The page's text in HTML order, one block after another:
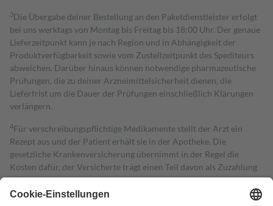
3Die Übergabe deiner Bestellung an den Paketdienstleister erfolgt
bei uns werktags von Montag bis Freitag bis 18:00 Uhr. Der genaue
Lieferzeitpunkt kann je nach Region und in Abhängigkeit der
Produktverfügbarkeit sowie vom Zustellzeitpunkt des Spediteurs
abweichen. Darüber hinaus können notwendige pharmazeutische
Prüfungen, die zu deiner Arzneimittelsicherheit dienen, die
Lieferfrist um die Dauer der Prüfungen einschließlich Klärungen
verlängern.
4Für verschreibungspflichtige Medikamente stellt der Arzt ein
Rezept aus und der Patient erhält sie in der Apotheke. Die
gesetzliche Krankenversicherung übernimmt in der Regel die
Kosten dafür, der Versicherte trägt einen Teil davon als Zuzahlung
mit.
Grundsätzlich leisten Mitglieder Zuzahlungen in Höhe von zehn